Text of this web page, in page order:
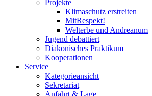
Projekte
Klimaschutz erstreiten
MitRespekt!
Welterbe und Andreanum
Jugend debattiert
Diakonisches Praktikum
Kooperationen
Service
Kategorieansicht
Sekretariat
Anfahrt & Lage